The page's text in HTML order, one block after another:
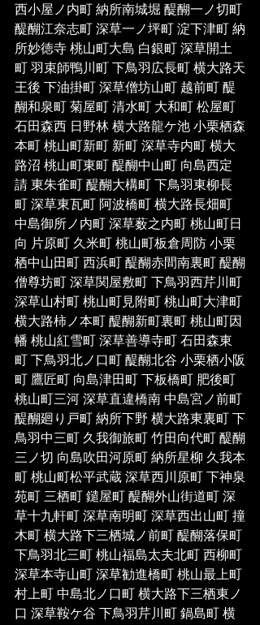
西小屋ノ内町 納所南城堀 醍醐一ノ切町
醍醐江奈志町 深草一ノ坪町 淀下津町 納
所妙徳寺 桃山町大島 白銀町 深草開土
町 羽束師鴨川町 下鳥羽広長町 横大路天
王後 下油掛町 深草僧坊山町 越前町 醍
醐和泉町 菊屋町 清水町 大和町 松屋町
石田森西 日野林 横大路龍ケ池 小栗栖森
本町 桃山町新町 新町 深草寺内町 横大
路沼 桃山町東町 醍醐中山町 向島西定
請 東朱雀町 醍醐大構町 下鳥羽東柳長
町 深草東瓦町 阿波橋町 横大路長畑町
中島御所ノ内町 深草薮之内町 桃山町日
向 片原町 久米町 桃山町板倉周防 小栗
栖中山田町 西浜町 醍醐赤間南裏町 醍醐
僧尊坊町 深草関屋敷町 下鳥羽西芹川町
深草山村町 桃山町見附町 桃山町大津町
横大路柿ノ本町 醍醐新町裏町 桃山町因
幡 桃山紅雪町 深草善導寺町 石田森東
町 下鳥羽北ノ口町 醍醐北谷 小栗栖小阪
町 鷹匠町 向島津田町 下板橋町 肥後町
桃山町三河 深草直違橋南 中島宮ノ前町
醍醐廻り戸町 納所下野 横大路東裏町 下
鳥羽中三町 久我御旅町 竹田向代町 醍醐
三ノ切 向島吹田河原町 納所星柳 久我本
町 桃山町松平武蔵 深草西川原町 下神泉
苑町 三栖町 鑓屋町 醍醐外山街道町 深
草十九軒町 深草南明町 深草西出山町 撞
木町 横大路下三栖城ノ前町 醍醐落保町
下鳥羽北三町 桃山福島太夫北町 西柳町
深草本寺山町 深草勧進橋町 桃山最上町
村上町 中島北ノ口町 横大路下三栖東ノ
口 深草鞍ケ谷 下鳥羽芹川町 鍋島町 横